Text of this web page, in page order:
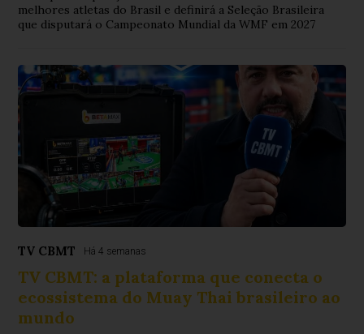
melhores atletas do Brasil e definirá a Seleção Brasileira
que disputará o Campeonato Mundial da WMF em 2027
TV CBMT Há 4 semanas
TV CBMT: a plataforma que conecta o
ecossistema do Muay Thai brasileiro ao
mundo